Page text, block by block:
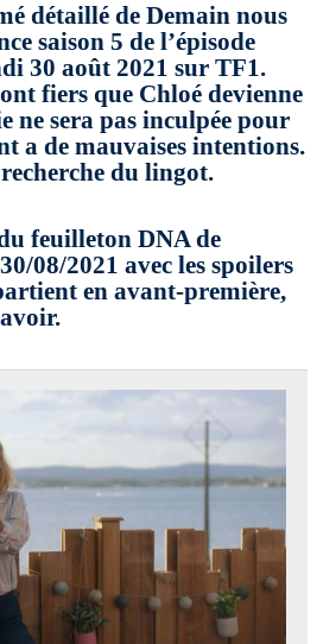
détaillé de Demain nous
saison 5 de l’épisode
30 août 2021 sur TF1.
fiers que Chloé devienne
ne sera pas inculpée pour
a de mauvaises intentions.
du lingot.
feuilleton DNA de
08/2021 avec les spoilers
en avant-première,